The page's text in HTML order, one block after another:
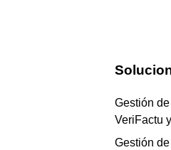
Gestión
VeriFactu
Gestión